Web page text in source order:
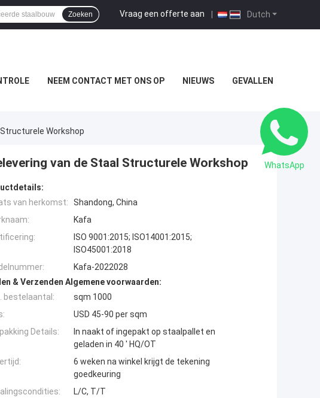
Dutch
Vraag een offerte aan |
Zoeken
NEEM CONTACT MET ONS OP NIEUWS GEVALLEN
Workshop
van de Staal Structurele Workshop
van herkomst:
Shandong, China
Kafa
ISO 9001:2015; ISO14001:2015;
ISO45001:2018
Kafa-2022028
& Verzenden Algemene voorwaarden:
bestelaantal:
sqm 1000
USD 45-90 per sqm
Details:
In naakt of ingepakt op staalpallet en
geladen in 40 ' HQ/OT
6 weken na winkel krijgt de tekening
goedkeuring
L/C, T/T
WhatsApp